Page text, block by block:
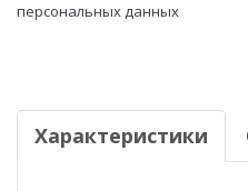
персональных данных
Характеристики